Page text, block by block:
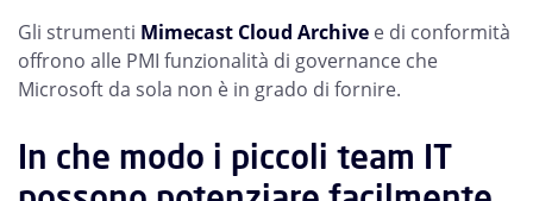
Gli strumenti Mimecast Cloud Archive e di conformità
offrono alle PMI funzionalità di governance che
Microsoft da sola non è in grado di fornire.
In che modo i piccoli team IT